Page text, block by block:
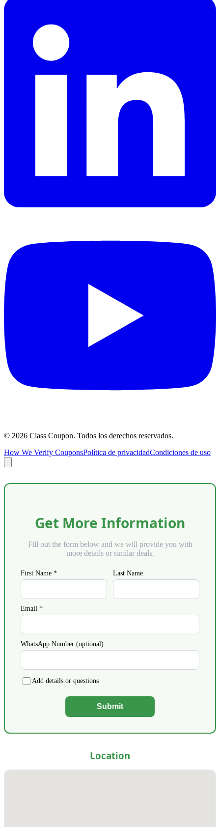
© 2026 Class Coupon. Todos los derechos reservados.
How We Verify CouponsPolítica de privacidadCondiciones de uso
Get More Information
Fill out the form below and we will provide you with
more details or similar deals.
First Name * Last Name
Email *
WhatsApp Number (optional)
Add details or questions
Submit
Location